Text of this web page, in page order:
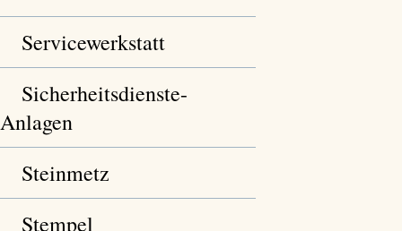
Servicewerkstatt
Sicherheitsdienste-
Anlagen
Steinmetz
Stempel